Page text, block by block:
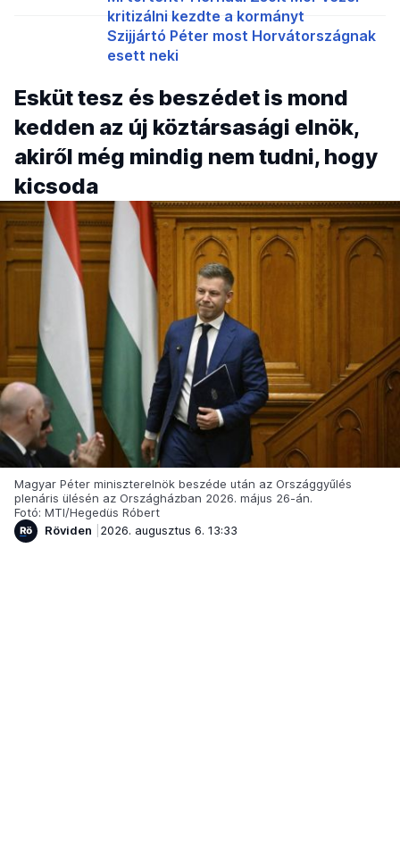
kritizálni kezdte a kormányt
Szijjártó Péter most Horvátországnak
esett neki
Esküt tesz és beszédet is mond
kedden az új köztársasági elnök,
akiről még mindig nem tudni, hogy
kicsoda
Magyar Péter miniszterelnök beszéde után az Országgyűlés
plenáris ülésén az Országházban 2026. május 26-án.
Fotó: MTI/Hegedüs Róbert
Röviden
2026. augusztus 6. 13:33